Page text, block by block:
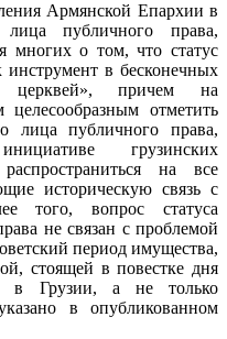
Армянской Епархии в
лица публичного права,
многих о том, что статус
инструмент в бесконечных
церквей», причем на
отметить
лица публичного права,
грузинских
на все
историческую связь с
того, вопрос статуса
не связан с проблемой
период имущества,
стоящей в повестке дня
в Грузии, а не только
в опубликованном